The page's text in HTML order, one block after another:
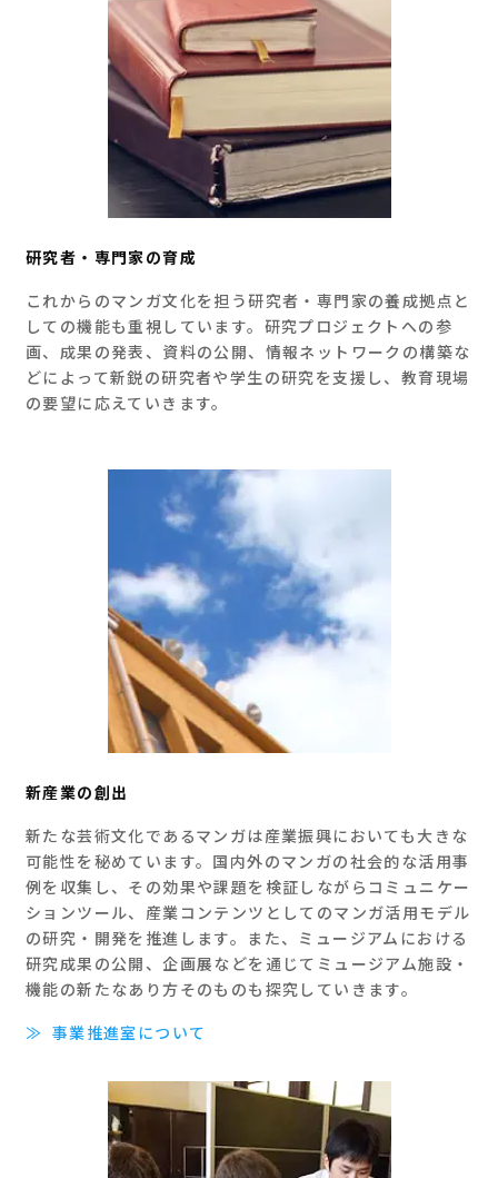
研究者・専門家の育成
これからのマンガ文化を担う研究者・専門家の養成拠点と
しての機能も重視しています。研究プロジェクトへの参
画、成果の発表、資料の公開、情報ネットワークの構築な
どによって新鋭の研究者や学生の研究を支援し、教育現場
の要望に応えていきます。
新産業の創出
新たな芸術文化であるマンガは産業振興においても大きな
可能性を秘めています。国内外のマンガの社会的な活用事
例を収集し、その効果や課題を検証しながらコミュニケー
ションツール、産業コンテンツとしてのマンガ活用モデル
の研究・開発を推進します。また、ミュージアムにおける
研究成果の公開、企画展などを通じてミュージアム施設・
機能の新たなあり方そのものも探究していきます。
≫ 事業推進室について